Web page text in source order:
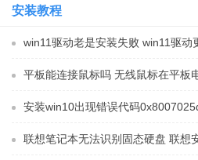
安装教程
win11驱动老是安装失败 win11驱动
平板能连接鼠标吗 无线鼠标在平板